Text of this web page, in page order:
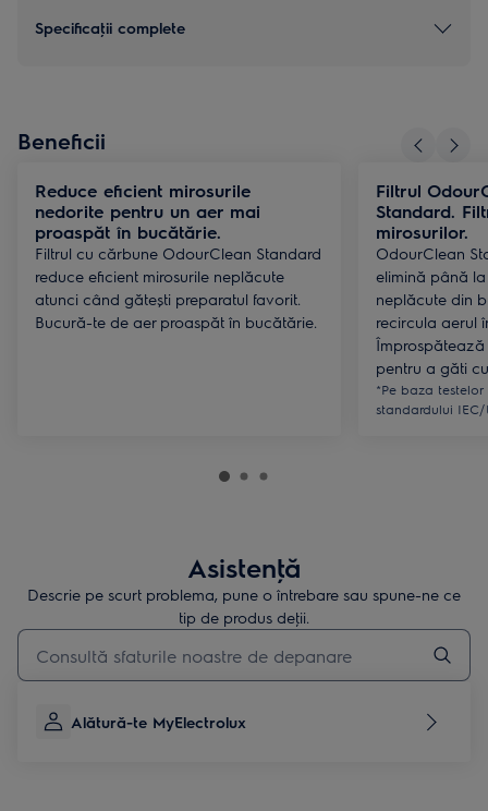
Specificaţii complete
Beneficii
Reduce eficient mirosurile
nedorite pentru un aer mai
proaspăt în bucătărie.
Filtrul cu cărbune OdourClean Standard
reduce eficient mirosurile neplăcute
atunci când gătești preparatul favorit.
Bucură-te de aer proaspăt în bucătărie.
Filtrul
Standard.
mirosurilor.
OdourClean
elimină până la
neplăcute din
recircula aerul
pentru a găti
*Pe baza
standardului IEC/
Asistenţă
Descrie pe scurt problema, pune o întrebare sau spune-ne ce
tip de produs deţii.
Type to search for support articles
Alătură-te MyElectrolux